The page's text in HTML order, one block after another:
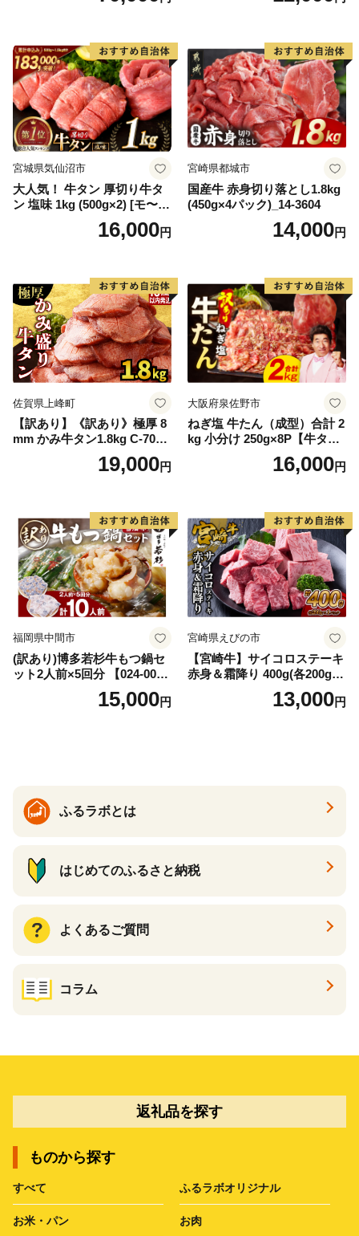
宮城県気仙沼市
大人気！ 牛タン 厚切り牛タ
ン 塩味 1kg (500g×2) [モ〜ラ
ンド 宮城県 気仙沼市 205646
60] 肉 牛肉 精肉 牛たん 牛タ
厚切り タン
16,000円
宮崎県都城市
国産牛 赤身切り落とし1.8kg
(450g×4パック)_14-3604
14,000円
佐賀県上峰町
【訳あり】《訳あり》極厚 8
mm かみ牛タン1.8kg C-709-
19,000円
大阪府泉佐野市
ねぎ塩 牛たん（成型）合計 2
kg 小分け 250g×8P【牛タン
牛肉 焼肉用 薄切り 訳あり サ
16,000円
福岡県中間市
(訳あり)博多若杉牛もつ鍋セ
ット2人前×5回分 【024-002
15,000円
宮崎県えびの市
【宮崎牛】サイコロステーキ
赤身＆霜降り 400g(各200g×
１P 計2P) 真空パック 冷凍
13,000円
ふるラボとは
はじめてのふるさと納税
よくあるご質問
コラム
返礼品を探す
ものから探す
すべて ふるラボオリジナル
お米・パン お肉